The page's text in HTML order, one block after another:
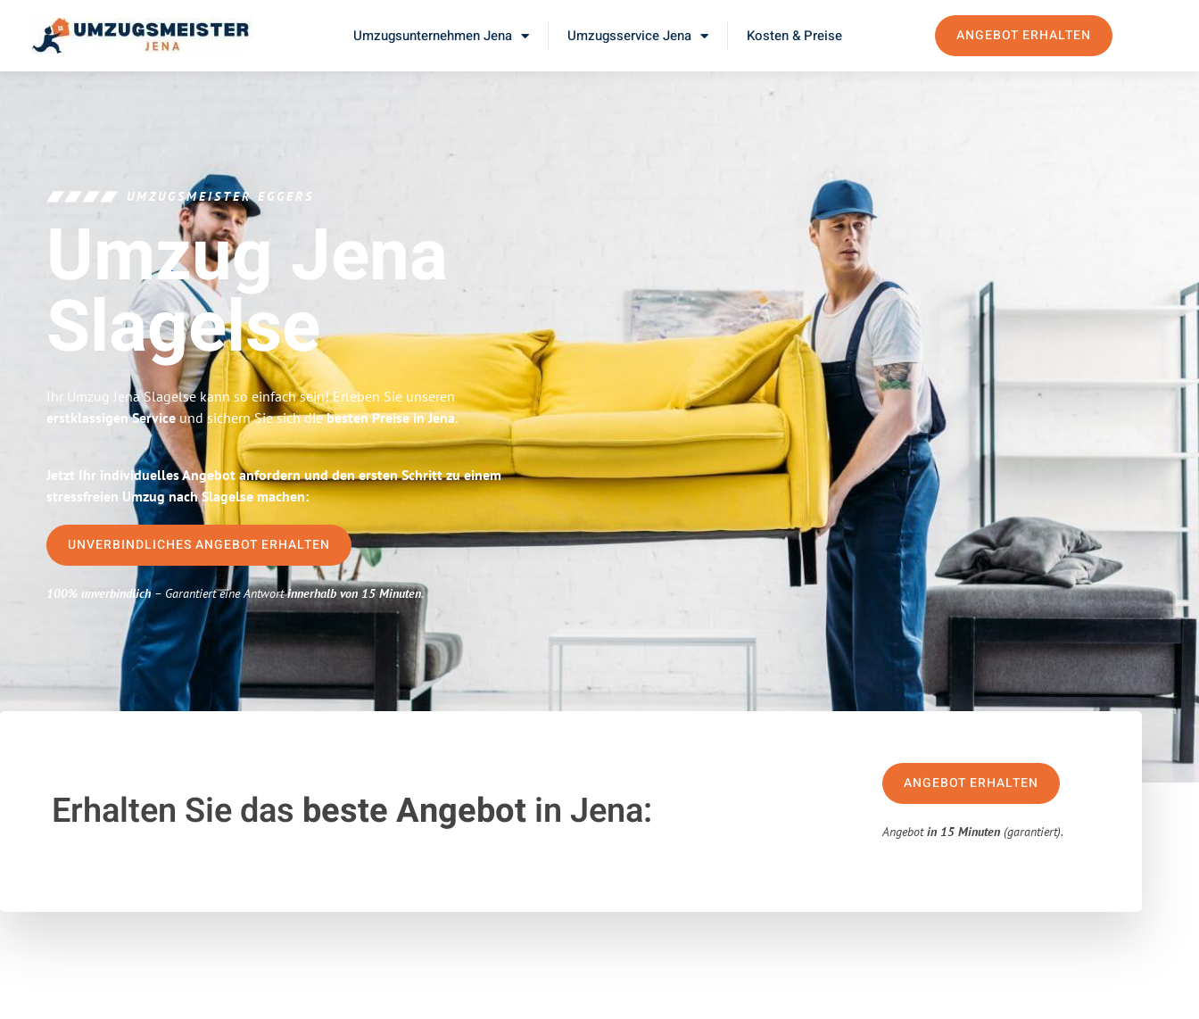
Umzugsunternehmen Jena Umzugsservice Jena Kosten & Preise ANGEBOT ERHALTEN
UMZUGSMEISTER EGGERS
Umzug Jena
Slagelse
Ihr Umzug Jena Slagelse kann so einfach sein! Erleben Sie unseren
erstklassigen Service und sichern Sie sich diebesten Preise in Jena.
Jetzt Ihr individuelles Angebot anfordern und den ersten Schritt zu einem
stressfreien Umzug nach Slagelse machen:
UNVERBINDLICHES ANGEBOT ERHALTEN
100% unverbindlich– Garantiert eine Antwortinnerhalb von 15 Minuten.
Erhalten Sie das beste Angebotin Jena:
ANGEBOT ERHALTEN
Angebotin 15 Minuten (garantiert).